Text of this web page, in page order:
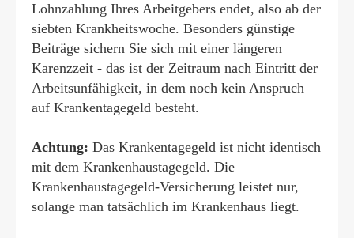
Lohnzahlung Ihres Arbeitgebers endet, also ab der
siebten Krankheitswoche. Besonders günstige
Beiträge sichern Sie sich mit einer längeren
Karenzzeit - das ist der Zeitraum nach Eintritt der
Arbeitsunfähigkeit, in dem noch kein Anspruch
auf Krankentagegeld besteht.
Achtung: Das Krankentagegeld ist nicht identisch
mit dem Krankenhaustagegeld. Die
Krankenhaustagegeld-Versicherung leistet nur,
solange man tatsächlich im Krankenhaus liegt.